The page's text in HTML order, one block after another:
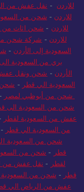
للاردن - نقل عفش من
للاردن - شحن من
للاردن - شحن اثاث من
للاردن - شركة شحن من
السعودية إلى الأردن -
بري من السعودية الى
الأردن - شحن ونقل عفش
السعودية الي قطر - شحن
شحن من أبوظبي لمصر
شحن من السعودية الى
عفش من السعودية لقطر
من السعودية الي قطر -
شحن من السعودية
قطر - شحن من
لقطر - نقل عفش من
قطر - شحن من السعودية
عفش من الرياض الي